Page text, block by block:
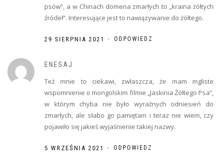
psów”, a w Chinach domena zmarłych to „kraina żółtych
źródeł”. Interesujące jest to nawiązywanie do żółtego.
29 SIERPNIA 2021 - ODPOWIEDZ
ENESAJ
Też mnie to ciekawi, zwłaszcza, że mam mgliste
wspomnienie o mongolskim filmie „Jaskinia Żółtego Psa”,
w którym chyba nie było wyraźnych odniesień do
zmarłych, ale słabo go pamiętam i teraz nie wiem, czy
pojawiło się jakieś wyjaśnienie takiej nazwy.
5 WRZEŚNIA 2021 - ODPOWIEDZ